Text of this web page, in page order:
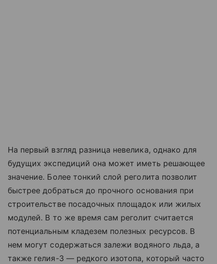
На первый взгляд разница невелика, однако для
будущих экспедиций она может иметь решающее
значение. Более тонкий слой реголита позволит
быстрее добраться до прочного основания при
строительстве посадочных площадок или жилых
модулей. В то же время сам реголит считается
потенциальным кладезем полезных ресурсов. В
нем могут содержаться залежи водяного льда, а
также гелия-3 — редкого изотопа, который часто